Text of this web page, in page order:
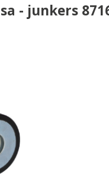
- junkers